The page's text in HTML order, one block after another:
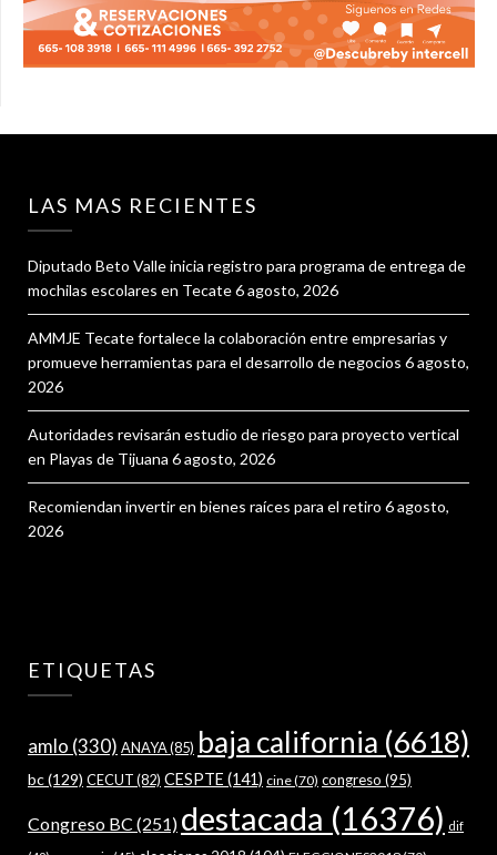
LAS MAS RECIENTES
Diputado Beto Valle inicia registro para programa de entrega de
mochilas escolares en Tecate6 agosto, 2026
AMMJE Tecate fortalece la colaboración entre empresarias y
promueve herramientas para el desarrollo de negocios 6 agosto,
2026
Autoridades revisarán estudio de riesgo para proyecto vertical
en Playas de Tijuana 6 agosto, 2026
Recomiendan invertir en bienes raíces para el retiro 6 agosto,
2026
ETIQUETAS
amlo (330) ANAYA(85) baja california (6618)
bc(129) CECUT(82) CESPTE (141) cine(70) congreso (95)
Congreso BC (251) destacada (16376) dif